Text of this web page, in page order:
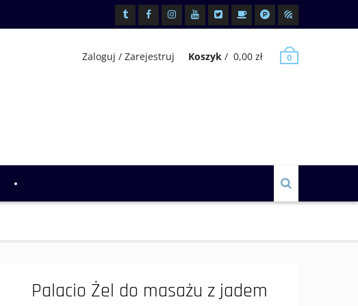
TiktokFacebookInstagram
Youtube
x.comBuyCoffee
Patronite
Miody
Zaloguj / Zarejestruj
Koszyk / 0,00 zł 0
Palacio Żel do masażu z jadem